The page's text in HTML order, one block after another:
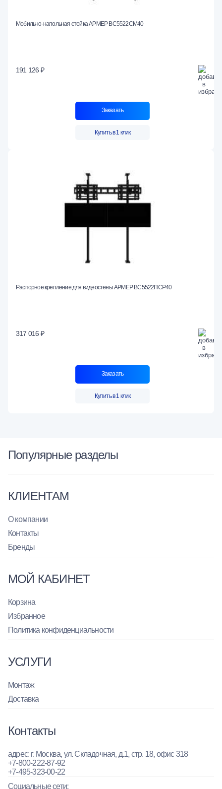
Мобильно-напольная стойка АРМЕР ВС5522СМ40
191 126 ₽
Заказать
Купить в 1 клик
Распорное крепление для видеостены АРМЕР ВС5522ПСР40
317 016 ₽
Заказать
Купить в 1 клик
Популярные разделы
КЛИЕНТАМ
О компании
Контакты
Бренды
МОЙ КАБИНЕТ
Корзина
Избранное
Политика конфиденциальности
УСЛУГИ
Монтаж
Доставка
Контакты
адрес: г. Москва, ул. Складочная, д.1, стр. 18, офис 318
+7-800-222-87-92
+7-495-323-00-22
Социальные сети: